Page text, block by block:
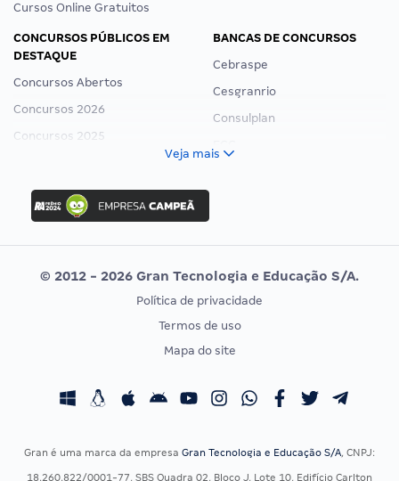
Cursos Online Gratuitos
CONCURSOS PÚBLICOS EM
DESTAQUE
Concursos Abertos
Concursos 2026
Concursos 2025
Concurso Ibama
Concurso MPU
Editais publicados
BANCAS DE CONCURSOS
Cebraspe
Cesgranrio
Consulplan
Vunesp
CONCURSOS POR PROFISSÃO
Concursos Fiscais
EXAME DE ORDEM
Calendário OAB
Veja mais
© 2012 - 2026 Gran Tecnologia e Educação S/A.
Política de privacidade
Termos de uso
Mapa do site
Gran é uma marca da empresa Gran Tecnologia e Educação S/A, CNPJ:
18.260.822/0001-77, SBS Quadra 02, Bloco J, Lote 10, Edifício Carlton